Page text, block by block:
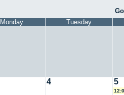
Monday Tuesday
4 5